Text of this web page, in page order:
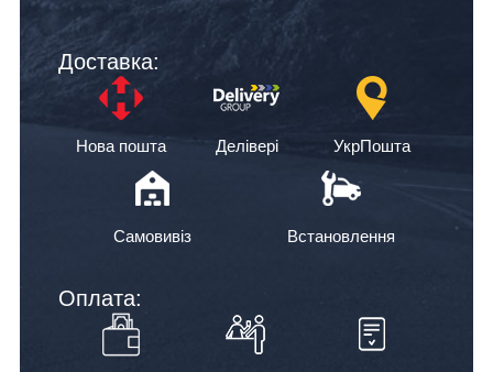
Доставка:
Нова пошта Делівері УкрПошта
Самовивіз Встановлення
Оплата: